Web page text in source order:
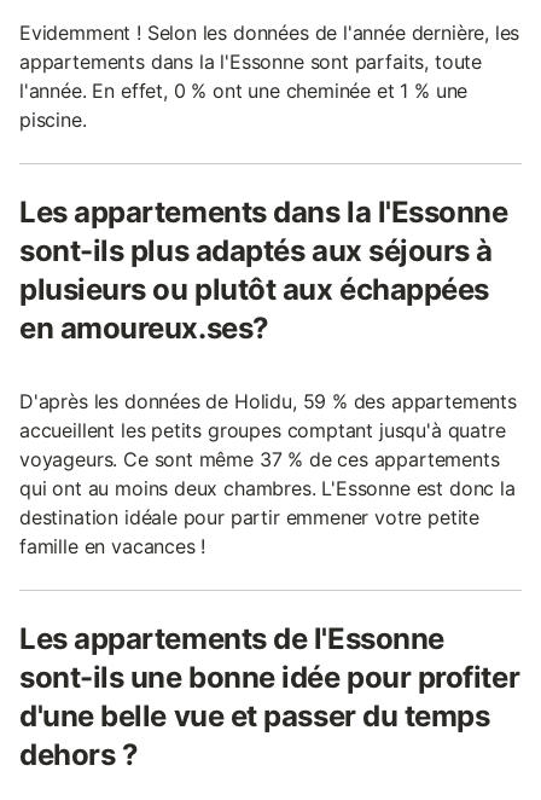
Evidemment ! Selon les données de l'année dernière, les
appartements dans la l'Essonne sont parfaits, toute
l'année. En effet, 0 % ont une cheminée et 1 % une
piscine.
Les appartements dans la l'Essonne
sont-ils plus adaptés aux séjours à
plusieurs ou plutôt aux échappées
en amoureux.ses?
D'après les données de Holidu, 59 % des appartements
accueillent les petits groupes comptant jusqu'à quatre
voyageurs. Ce sont même 37 % de ces appartements
qui ont au moins deux chambres. L'Essonne est donc la
destination idéale pour partir emmener votre petite
famille en vacances !
Les appartements de l'Essonne
sont-ils une bonne idée pour profiter
d'une belle vue et passer du temps
dehors ?